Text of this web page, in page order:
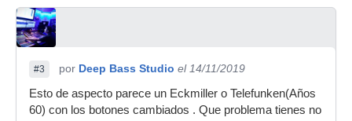
#3 por Deep Bass Studio el 14/11/2019
Esto de aspecto parece un Eckmiller o Telefunken(Años
60) con los botones cambiados . Que problema tienes no